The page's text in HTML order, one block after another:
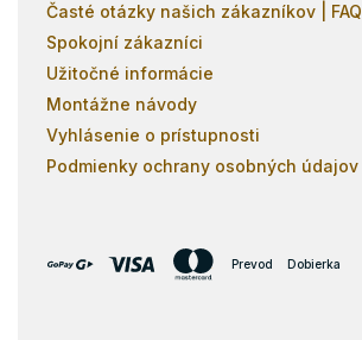
Časté otázky našich zákazníkov | FAQ
Spokojní zákazníci
Užitočné informácie
Montážne návody
Vyhlásenie o prístupnosti
Podmienky ochrany osobných údajov
Prevod Dobierka